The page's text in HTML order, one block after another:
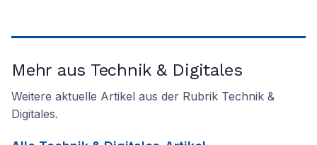
Mehr aus Technik & Digitales
Weitere aktuelle Artikel aus der Rubrik Technik &
Digitales.